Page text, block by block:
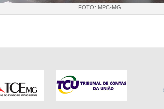
FOTO: MPC-MG